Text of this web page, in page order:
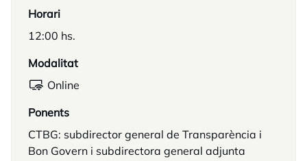
Horari
12:00 hs.
Modalitat
Online
Ponents
CTBG: subdirector general de Transparència i
Bon Govern i subdirectora general adjunta